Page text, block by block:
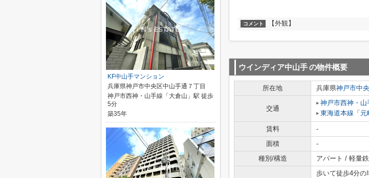
コメント 【外観】
ウインディア中山手の物件概要
所在地 兵庫県神戸市中
交通
神戸市西神・山
東海道本線 「 元
賃料 -
面積
-
種別/構造
アパート / 軽量
歩いて徒歩4分の
KF中山手マンション
兵庫県神戸市中央区中山手通７丁目
神戸市西神・山手線「大倉山」駅 徒歩
5分
築35年